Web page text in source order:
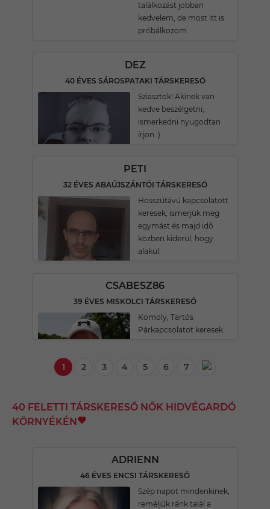
találkozást jobban
kedvelem, de most itt is
próbálkozom.
DEZ
40 ÉVES SÁROSPATAKI TÁRSKERESŐ
Sziasztok! Akinek van
kedve beszélgetni,
ismerkedni nyugodtan
írjon :)
PETI
32 ÉVES ABAÚJSZÁNTÓI TÁRSKERESŐ
Hosszútávú kapcsolatott
keresek, ismerjük meg
egymást és majd idő
közben kiderül, hogy
alakul.
CSABESZ86
39 ÉVES MISKOLCI TÁRSKERESŐ
Komoly, Tartós
Párkapcsolatot keresek.
1 2 3 4 5 6 7
40 FELETTI TÁRSKERESŐ NŐK HIDVÉGARDÓ
KÖRNYÉKÉN
ADRIENN
46 ÉVES ENCSI TÁRSKERESŐ
Szép napot mindenkinek,
reméljük ránk talál a